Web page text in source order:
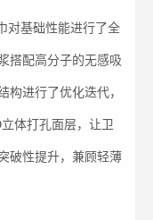
对基础性能进行了全
搭配高分子的无感吸
构进行了优化迭代，
体打孔面层，让卫
破性提升，兼顾轻薄